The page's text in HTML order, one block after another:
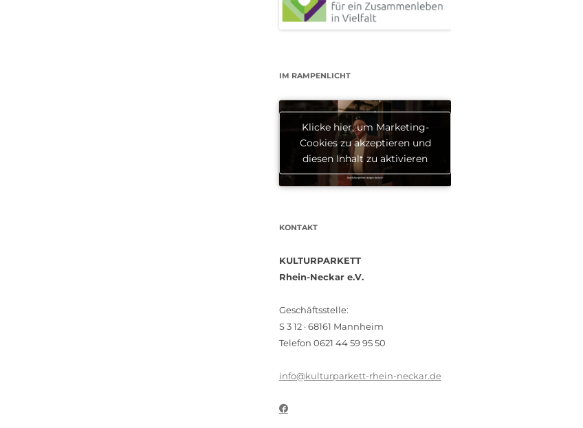
IM RAMPENLICHT
Klicke hier, um Marketing-
Cookies zu akzeptieren und
diesen Inhalt zu aktivieren
KONTAKT
KULTURPARKETT
Rhein-Neckar e.V.
Geschäftsstelle:
S 3 12 · 68161 Mannheim
Telefon 0621 44 59 95 50
info@kulturparkett-rhein-neckar.de